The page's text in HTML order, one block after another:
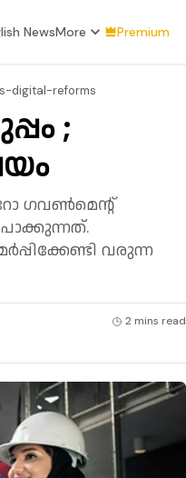
NewsMore Premium
digital-reforms
;
ഗവണ്‍മെന്റ്
വരുന്ന
2 mins read